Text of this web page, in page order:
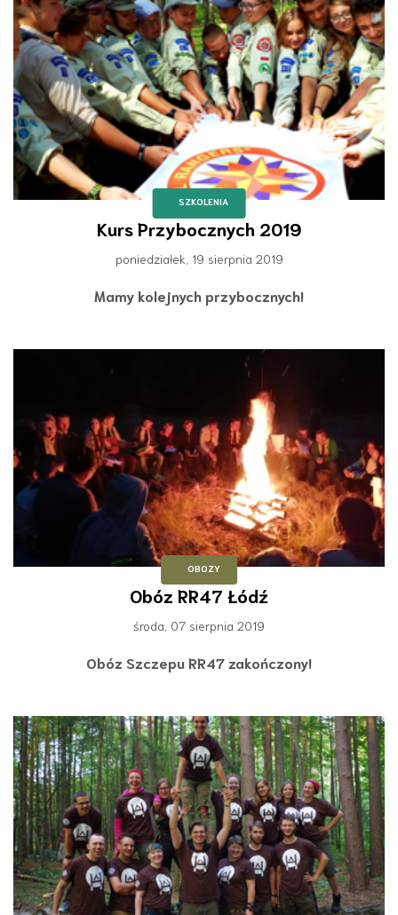
SZKOLENIA
Kurs Przybocznych 2019
poniedziałek, 19 sierpnia 2019
Mamy kolejnych przybocznych!
OBOZY
Obóz RR47 Łódź
środa, 07 sierpnia 2019
Obóz Szczepu RR47 zakończony!